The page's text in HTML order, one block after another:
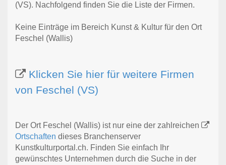
(VS). Nachfolgend finden Sie die Liste der Firmen.
Keine Einträge im Bereich Kunst & Kultur für den Ort
Feschel (Wallis)
Klicken Sie hier für weitere Firmen
von Feschel (VS)
Der Ort Feschel (Wallis) ist nur eine der zahlreichen
Ortschaften dieses Branchenserver
Kunstkulturportal.ch. Finden Sie einfach Ihr
gewünschtes Unternehmen durch die Suche in der